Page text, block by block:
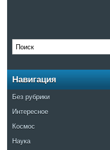
Навигация
Без рубрики
Интересное
Космос
Наука